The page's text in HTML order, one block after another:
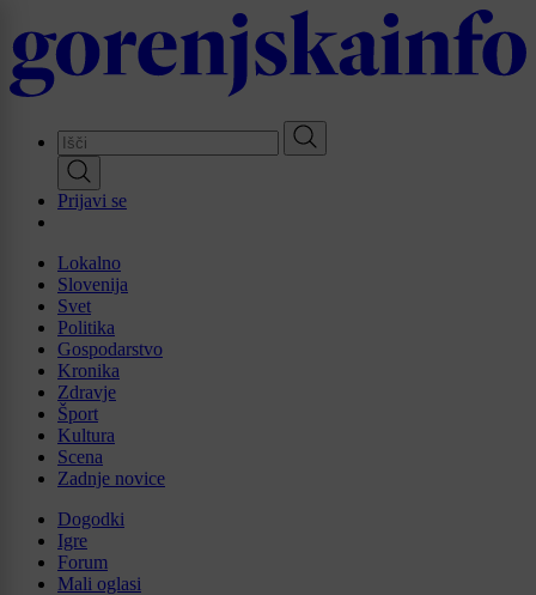
to
main
content
Prijavi se
Lokalno
Slovenija
Svet
Politika
Gospodarstvo
Kronika
Zdravje
Šport
Kultura
Scena
Zadnje novice
Dogodki
Igre
Forum
Mali oglasi